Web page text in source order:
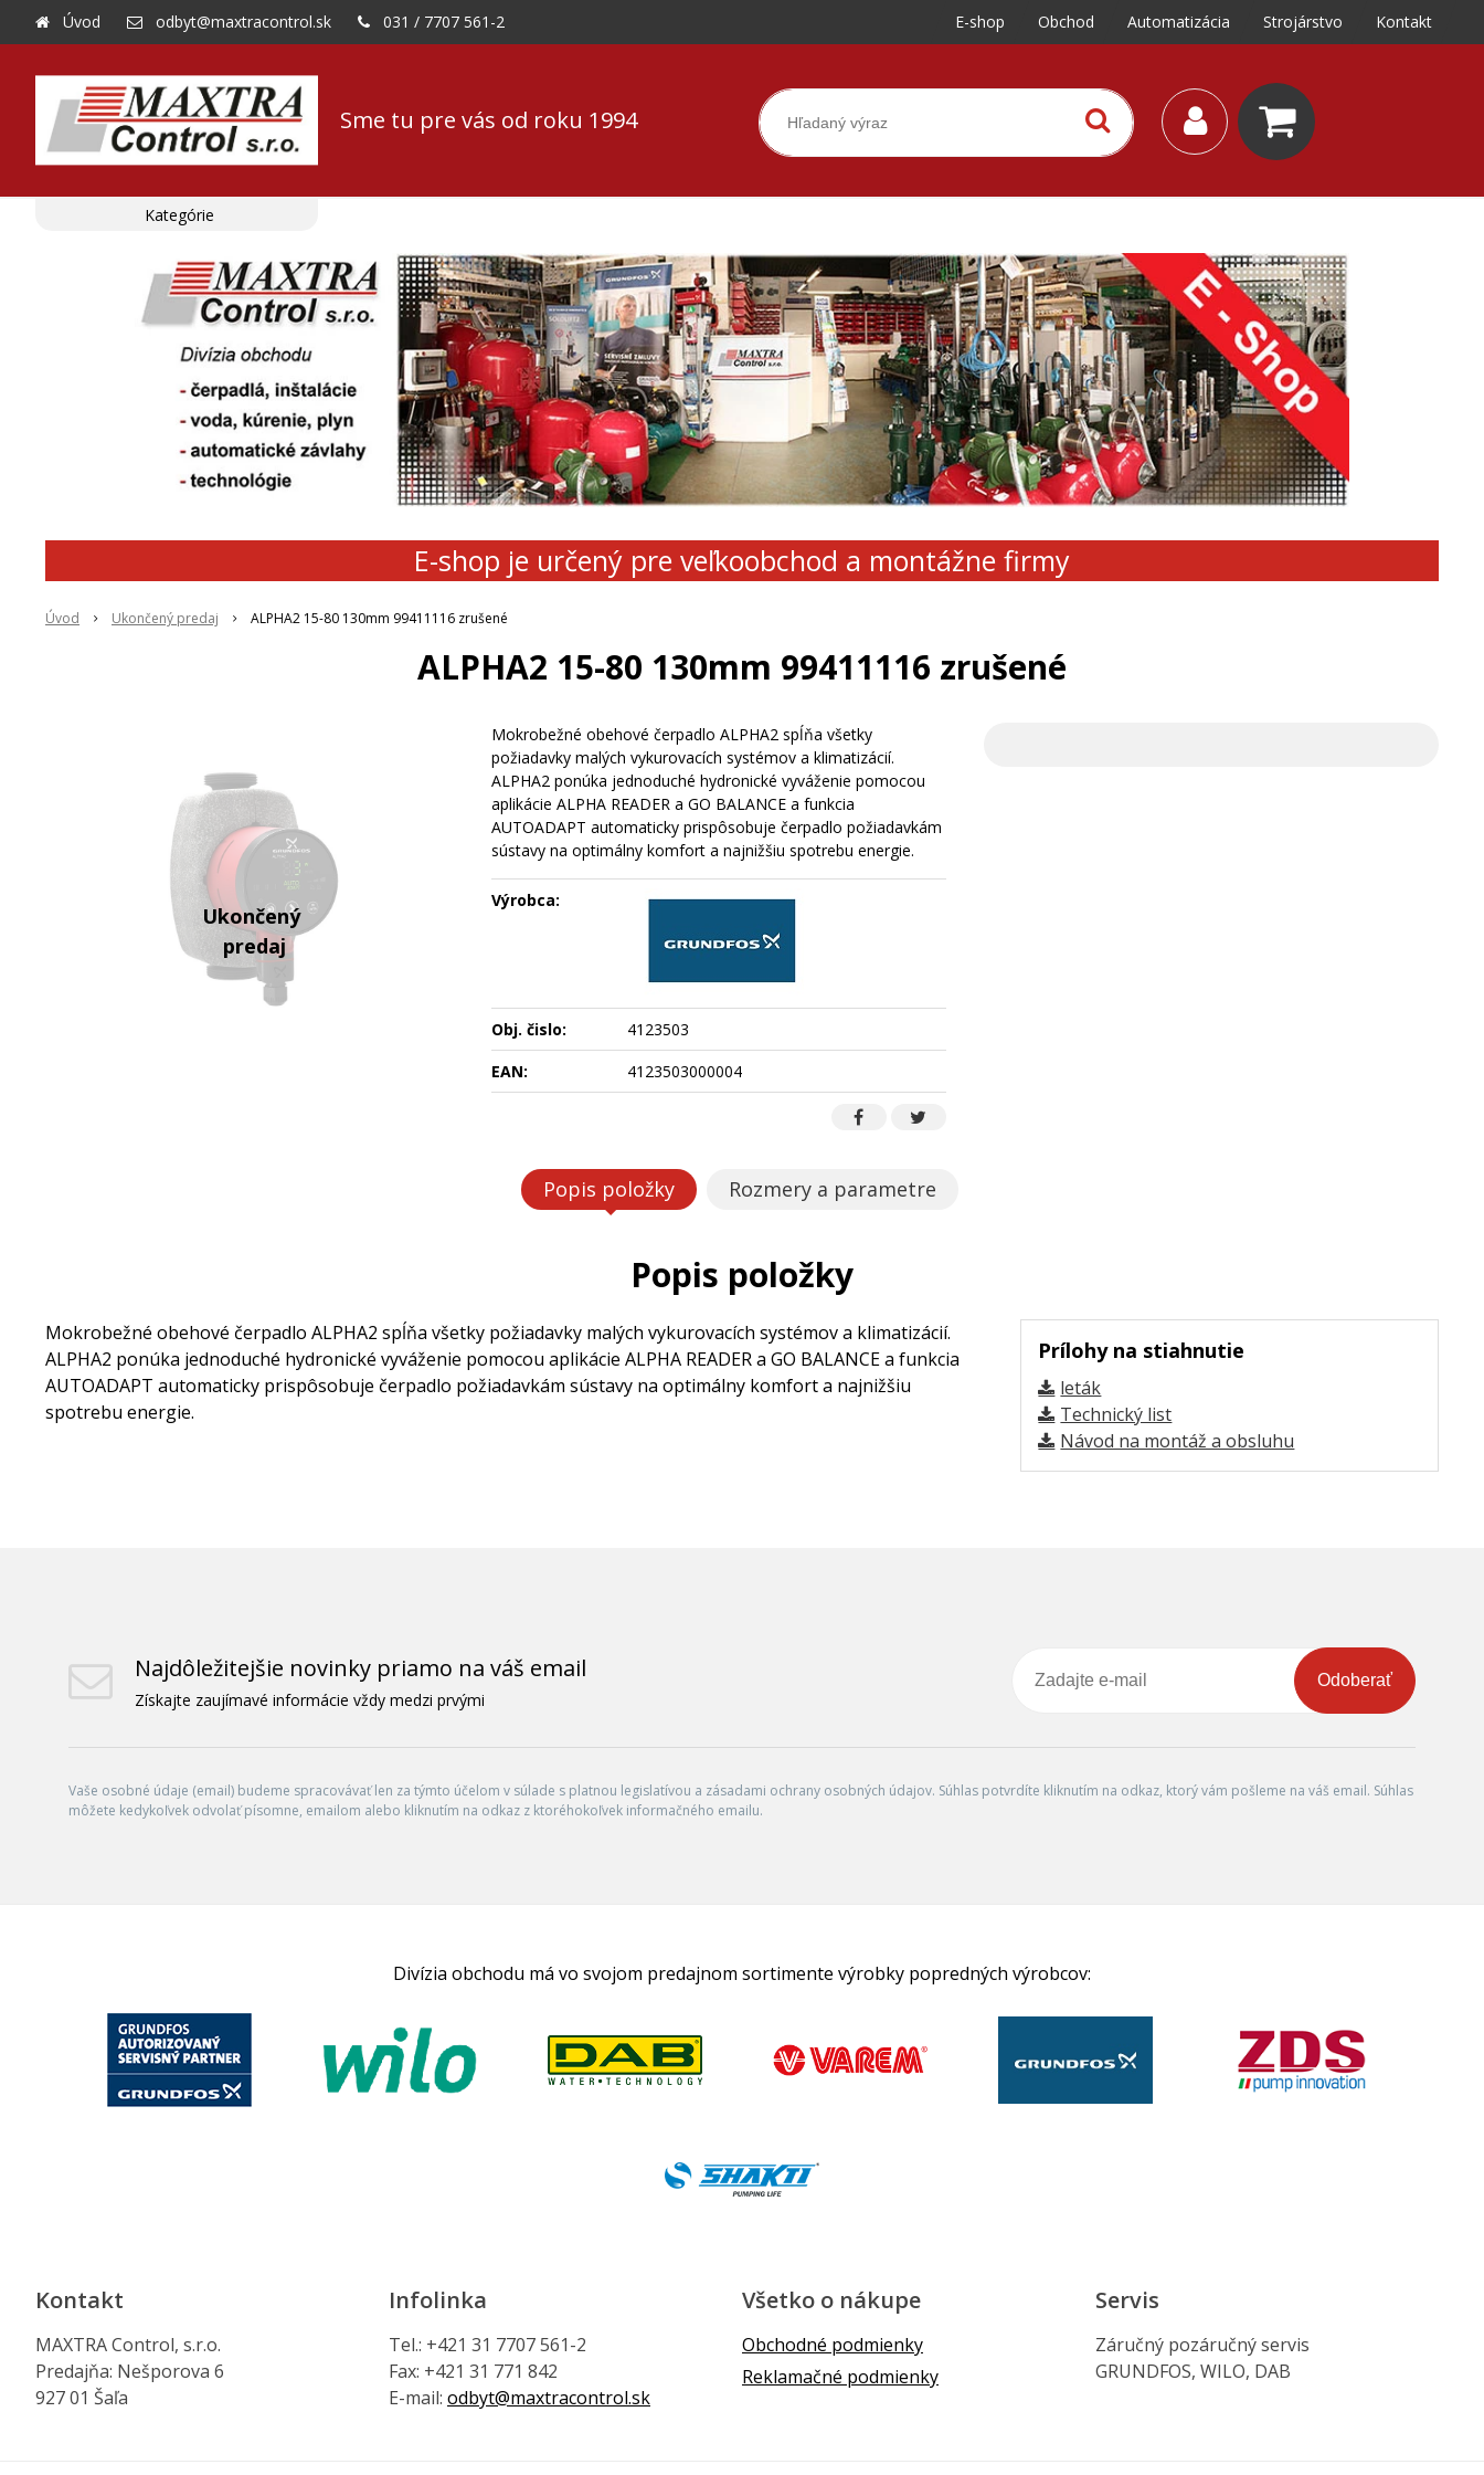
Sme tu pre vás od roku 1994
Úvod odbyt@maxtracontrol.sk 031 / 7707 561-2 E-shop Obchod Automatizácia Strojárstvo Kontakt
E-shop je určený pre veľkoobchod a montážne firmy
Úvod Ukončený predaj ALPHA2 15-80 130mm 99411116 zrušené
ALPHA2 15-80 130mm 99411116 zrušené
Mokrobežné obehové čerpadlo ALPHA2 spĺňa všetky
požiadavky malých vykurovacích systémov a klimatizácií.
ALPHA2 ponúka jednoduché hydronické vyváženie pomocou
aplikácie ALPHA READER a GO BALANCE a funkcia
AUTOADAPT automaticky prispôsobuje čerpadlo požiadavkám
sústavy na optimálny komfort a najnižšiu spotrebu energie.
Výrobca:
Obj. čislo:
4123503
EAN:
4123503000004
Popis položky Rozmery a parametre
Popis položky
Prílohy na stiahnutie
leták
Technický list
Návod na montáž a obsluhu
Mokrobežné obehové čerpadlo ALPHA2 spĺňa všetky požiadavky malých vykurovacích systémov a klimatizácií.
ALPHA2 ponúka jednoduché hydronické vyváženie pomocou aplikácie ALPHA READER a GO BALANCE a funkcia
AUTOADAPT automaticky prispôsobuje čerpadlo požiadavkám sústavy na optimálny komfort a najnižšiu
spotrebu energie.
Kategórie
Najdôležitejšie novinky priamo na váš email
Získajte zaujímavé informácie vždy medzi prvými
Odoberať
Vaše osobné údaje (email) budeme spracovávať len za týmto účelom v súlade s platnou legislatívou a zásadami ochrany osobných údajov. Súhlas potvrdíte kliknutím na odkaz, ktorý vám pošleme na váš email. Súhlas
môžete kedykoľvek odvolať písomne, emailom alebo kliknutím na odkaz z ktoréhokoľvek informačného emailu.
Divízia obchodu má vo svojom predajnom sortimente výrobky popredných výrobcov:
Kontakt
MAXTRA Control, s.r.o.
Predajňa: Nešporova 6
927 01 Šaľa
Infolinka
Tel.: +421 31 7707 561-2
Fax: +421 31 771 842
E-mail: odbyt@maxtracontrol.sk
Všetko o nákupe
Obchodné podmienky
Reklamačné podmienky
Servis
Záručný pozáručný servis
GRUNDFOS, WILO, DAB